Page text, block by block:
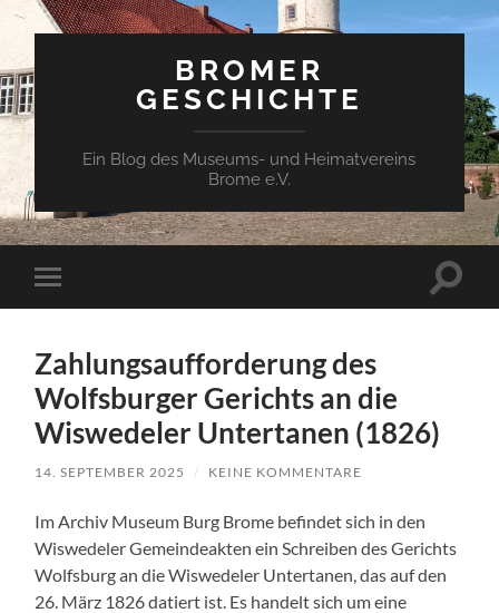
BROMER
GESCHICHTE
Ein Blog des Museums- und Heimatvereins
Brome e.V.
Mobile-
Menü
Zahlungsaufforderung des
Wolfsburger Gerichts an die
Wiswedeler Untertanen (1826)
14. SEPTEMBER 2025 / KEINE KOMMENTARE
Im Archiv Museum Burg Brome befindet sich in den
Wiswedeler Gemeindeakten ein Schreiben des Gerichts
Wolfsburg an die Wiswedeler Untertanen, das auf den
26. März 1826 datiert ist. Es handelt sich um eine